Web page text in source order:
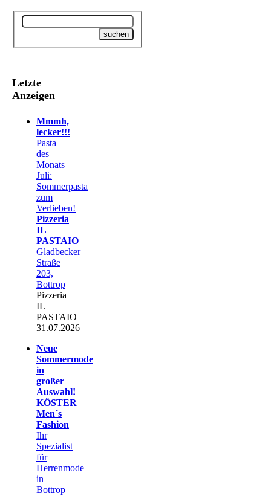
Letzte
Anzeigen
Mmmh,
lecker!!!
Pasta
des
Monats
Juli:
Sommerpasta
zum
Verlieben!
Pizzeria
IL
PASTAIO
Gladbecker
Straße
203,
Bottrop
Pizzeria
IL
PASTAIO
31.07.2026
Neue
Sommermode
in
großer
Auswahl!
KÖSTER
Men´s
Fashion
Ihr
Spezialist
für
Herrenmode
in
Bottrop